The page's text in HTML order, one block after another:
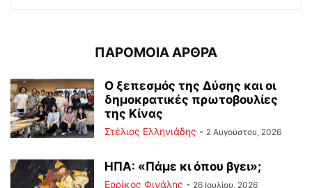
ΠΑΡΟΜΟΙΑ ΑΡΘΡΑ
Ο ξεπεσμός της Δύσης και οι
δημοκρατικές πρωτοβουλίες
της Κίνας
Στέλιος Ελληνιάδης - 2 Αυγούστου, 2026
ΗΠΑ: «Πάμε κι όπου βγει»;
Ερρίκος Φινάλης - 26 Ιουλίου, 2026